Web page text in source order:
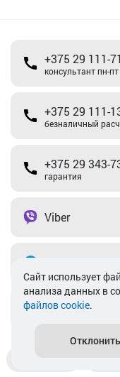
+375 29 111-
консультант пн-
+375 29 111-
безналичный
+375 29 343-
гарантия
Viber
Cайт использует
анализа данных в
файлов cookie.
Отклонить